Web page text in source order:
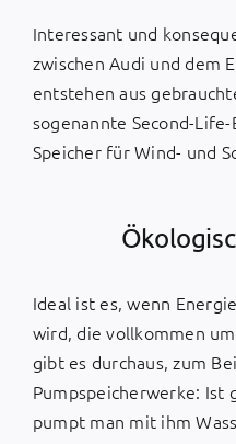
Interessant und
zwischen Audi und dem
entstehen aus
sogenannte Second-
Speicher für Wind- und
Ideal ist es, wenn
wird, die vollkommen
gibt es durchaus, zum
Pumpspeicherwerke: Ist
pumpt man mit ihm